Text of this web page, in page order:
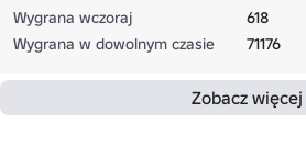
Wygrana wczoraj
618
Wygrana w dowolnym czasie
71176
Zobacz więcej